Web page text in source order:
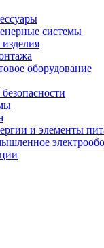
системы
оборудование
и элементы